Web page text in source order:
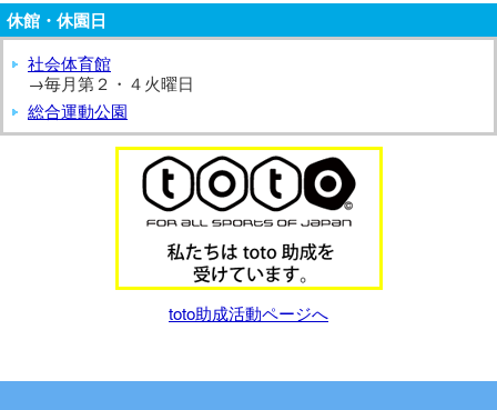
休館・休園日
社会体育館
→毎月第２・４火曜日
総合運動公園
toto助成活動ページへ